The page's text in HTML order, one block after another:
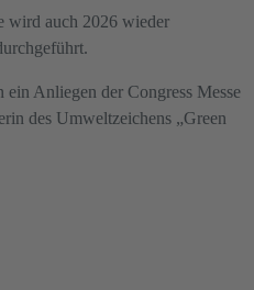
wird auch 2026 wieder
Anliegen der Congress Messe
des Umweltzeichens „Green